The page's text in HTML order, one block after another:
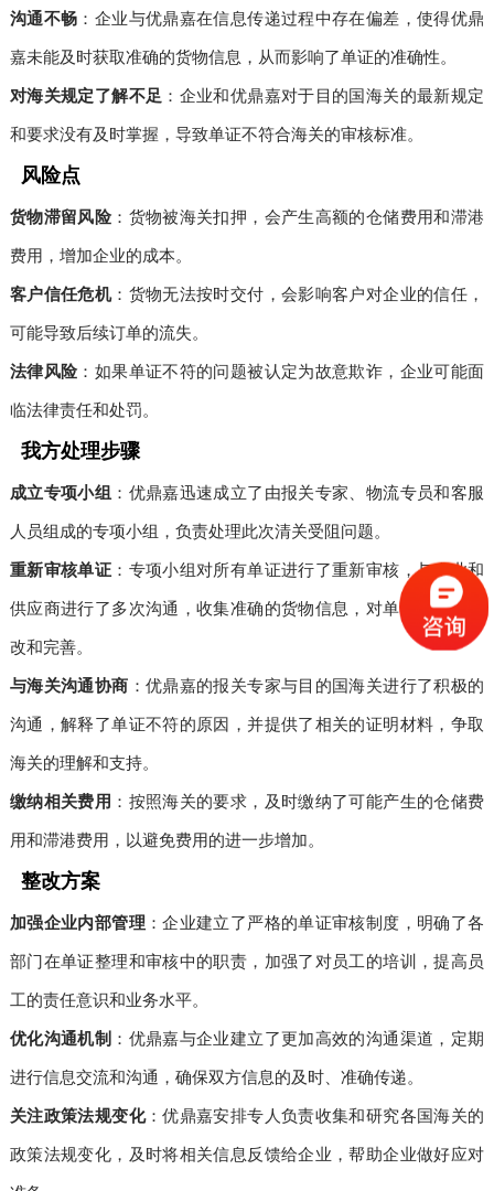
沟通不畅 ：企业与优鼎嘉在信息传递过程中存在偏差，使得优鼎
嘉未能及时获取准确的货物信息，从而影响了单证的准确性。
对海关规定了解不足 ：企业和优鼎嘉对于目的国海关的最新规定
和要求没有及时掌握，导致单证不符合海关的审核标准。
风险点
货物滞留风险：货物被海关扣押，会产生高额的仓储费用和滞港
费用，增加企业的成本。
客户信任危机：货物无法按时交付，会影响客户对企业的信任，
可能导致后续订单的流失。
法律风险：如果单证不符的问题被认定为故意欺诈，企业可能面
临法律责任和处罚。
我方处理步骤
成立专项小组 ：优鼎嘉迅速成立了由报关专家、物流专员和客服
人员组成的专项小组，负责处理此次清关受阻问题。
重新审核单证 ：专项小组对所有单证进行了重新审核，与企业和
供应商进行了多次沟通，收集准确的货物信息，对单证进行了修
改和完善。
与海关沟通协商 ：优鼎嘉的报关专家与目的国海关进行了积极的
沟通，解释了单证不符的原因，并提供了相关的证明材料，争取
海关的理解和支持。
缴纳相关费用 ：按照海关的要求，及时缴纳了可能产生的仓储费
用和滞港费用，以避免费用的进一步增加。
整改方案
加强企业内部管理：企业建立了严格的单证审核制度，明确了各
部门在单证整理和审核中的职责，加强了对员工的培训，提高员
工的责任意识和业务水平。
优化沟通机制 ：优鼎嘉与企业建立了更加高效的沟通渠道，定期
进行信息交流和沟通，确保双方信息的及时、准确传递。
关注政策法规变化：优鼎嘉安排专人负责收集和研究各国海关的
政策法规变化，及时将相关信息反馈给企业，帮助企业做好应对